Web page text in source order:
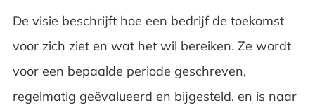
De visie beschrijft hoe een bedrijf de toekomst
voor zich ziet en wat het wil bereiken. Ze wordt
voor een bepaalde periode geschreven,
regelmatig geëvalueerd en bijgesteld, en is naar